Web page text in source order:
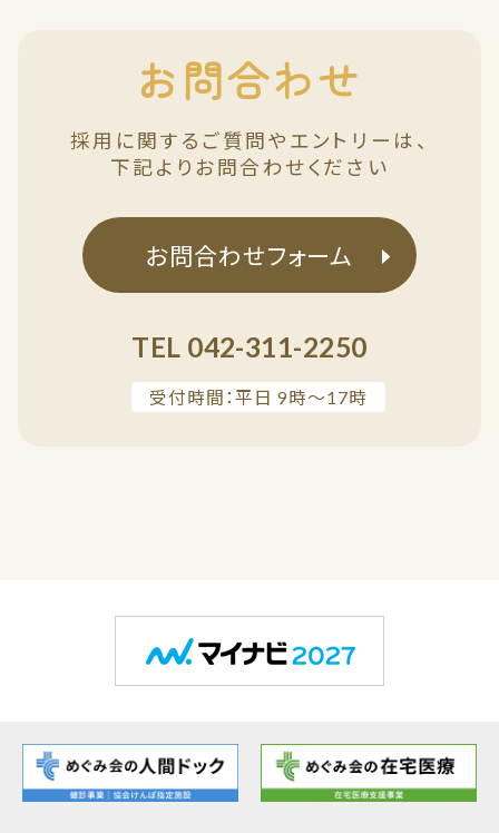
お問合わせ
採用に関するご質問やエントリーは、
下記よりお問合わせください
お問合わせフォーム
TEL 042-311-2250
受付時間：平日 9時～17時